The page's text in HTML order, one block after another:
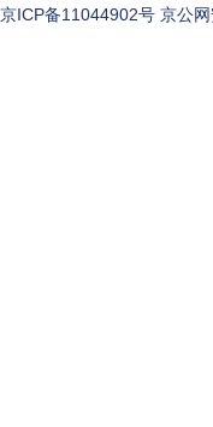
京ICP备11044902号 京公